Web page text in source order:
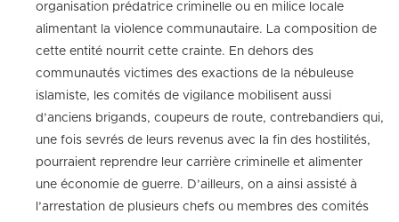
organisation prédatrice criminelle ou en milice locale
alimentant la violence communautaire. La composition de
cette entité nourrit cette crainte. En dehors des
communautés victimes des exactions de la nébuleuse
islamiste, les comités de vigilance mobilisent aussi
d’anciens brigands, coupeurs de route, contrebandiers qui,
une fois sevrés de leurs revenus avec la fin des hostilités,
pourraient reprendre leur carrière criminelle et alimenter
une économie de guerre. D’ailleurs, on a ainsi assisté à
l’arrestation de plusieurs chefs ou membres des comités